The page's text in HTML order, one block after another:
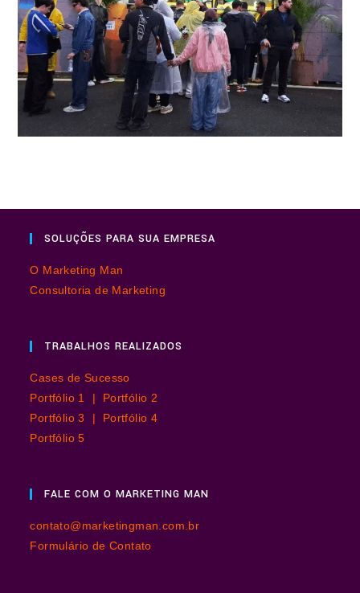
SOLUÇÕES PARA SUA EMPRESA
O Marketing Man
Consultoria de Marketing
TRABALHOS REALIZADOS
Cases de Sucesso
Portfólio 1 | Portfólio 2
Portfólio 3 | Portfólio 4
Portfólio 5
FALE COM O MARKETING MAN
contato@marketingman.com.br
Formulário de Contato